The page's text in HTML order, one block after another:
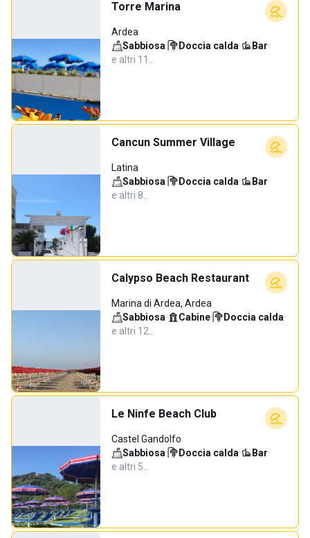
Torre Marina
Ardea
Sabbiosa· Doccia calda· Bar·
e altri 11…
Cancun Summer Village
Latina
Sabbiosa· Doccia calda· Bar·
e altri 8…
Calypso Beach Restaurant
Marina di Ardea, Ardea
Sabbiosa· Cabine· Doccia calda·
e altri 12…
Le Ninfe Beach Club
Castel Gandolfo
Sabbiosa· Doccia calda· Bar·
e altri 5…